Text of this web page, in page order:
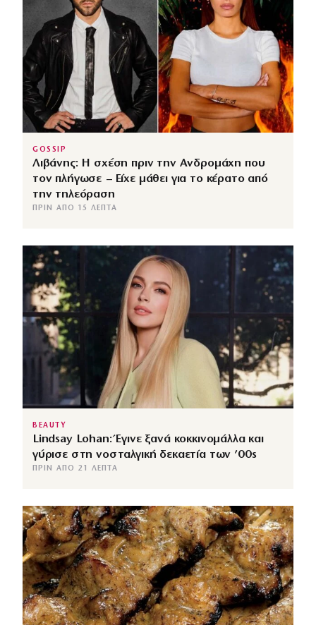
GOSSIP
Λιβάνης: Η σχέση πριν την Ανδρομάχη που
τον πλήγωσε – Είχε μάθει για το κέρατο από
την τηλεόραση
ΠΡΙΝ ΑΠΌ 15 ΛΕΠΤΆ
BEAUTY
Lindsay Lohan: Έγινε ξανά κοκκινομάλλα και
γύρισε στη νοσταλγική δεκαετία των ’00s
ΠΡΙΝ ΑΠΌ 21 ΛΕΠΤΆ